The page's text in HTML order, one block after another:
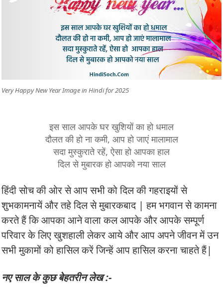
Very Happy New Year Image in Hindi for 2025
इस साल आपके घर खुशियों का हो धमाल
दौलत की हो ना कमी, आप हो जाएं मालामाल
सदा मुस्कुराते रहें, ऐसा हो आपका हाल
दिल से मुबारक हो आपको नया साल
हिंदी सोच की ओर से आप सभी को दिल की गहराइयों से
शुभकामनायें और तहे दिल से मुबारकबाद | हम भगवान से कामना
करते हैं कि आपका आने वाला कल आपके और आपके सम्पूर्ण
परिवार के लिए खुशहाली लेकर आये और आप अपने जीवन में उन
सभी मुकामों को हासिल करें जिन्हें आप हासिल करना चाहते हैं|
नए साल के कुछ बेहतरीन लेख :-